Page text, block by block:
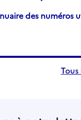
des numéros
Tous